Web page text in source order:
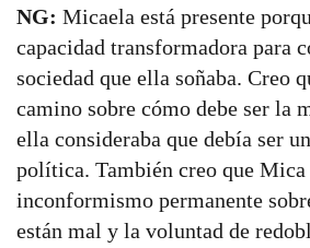
NG: Micaela está presente
capacidad transformadora para
sociedad que ella soñaba. Creo
camino sobre cómo debe ser la
ella consideraba que debía ser
política. También creo que Mica
inconformismo permanente
están mal y la voluntad de